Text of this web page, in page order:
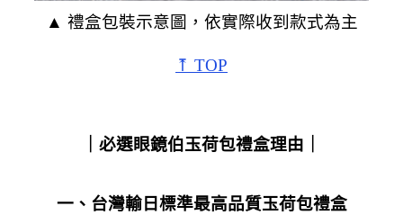
▲ 禮盒包裝示意圖，依實際收到款式為主
⤒ TOP
｜必選眼鏡伯玉荷包禮盒理由｜
一、台灣輸日標準最高品質玉荷包禮盒